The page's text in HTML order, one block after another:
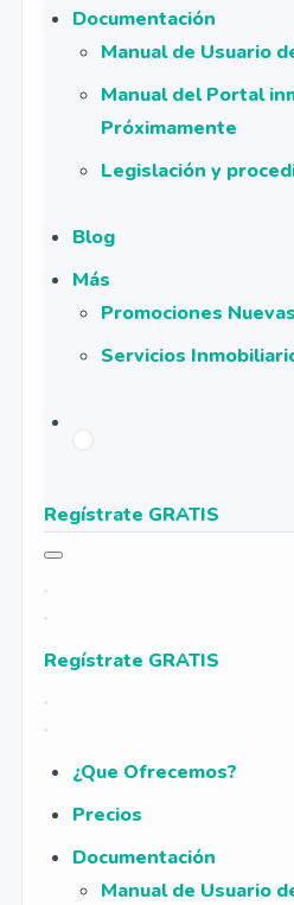
Documentación
Manual de Usuario
Manual del Portal
Próximamente
Legislación y
Blog
Más
Promociones Nuevas
Servicios
Regístrate GRATIS
Regístrate GRATIS
¿Que Ofrecemos?
Precios
Documentación
Manual de Usuario